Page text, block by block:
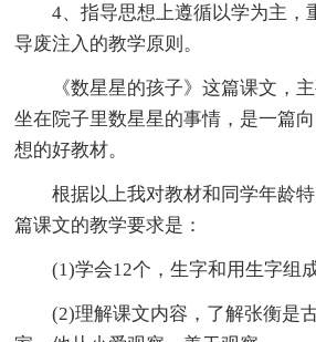
4、指导思想上遵循以学为主，
导废注入的教学原则。
《数星星的孩子》这篇课文，主
坐在院子里数星星的事情，是一篇
想的好教材。
根据以上我对教材和同学年龄特
篇课文的教学要求是：
(1)学会12个，生字和用生字组成
(2)理解课文内容，了解张衡是